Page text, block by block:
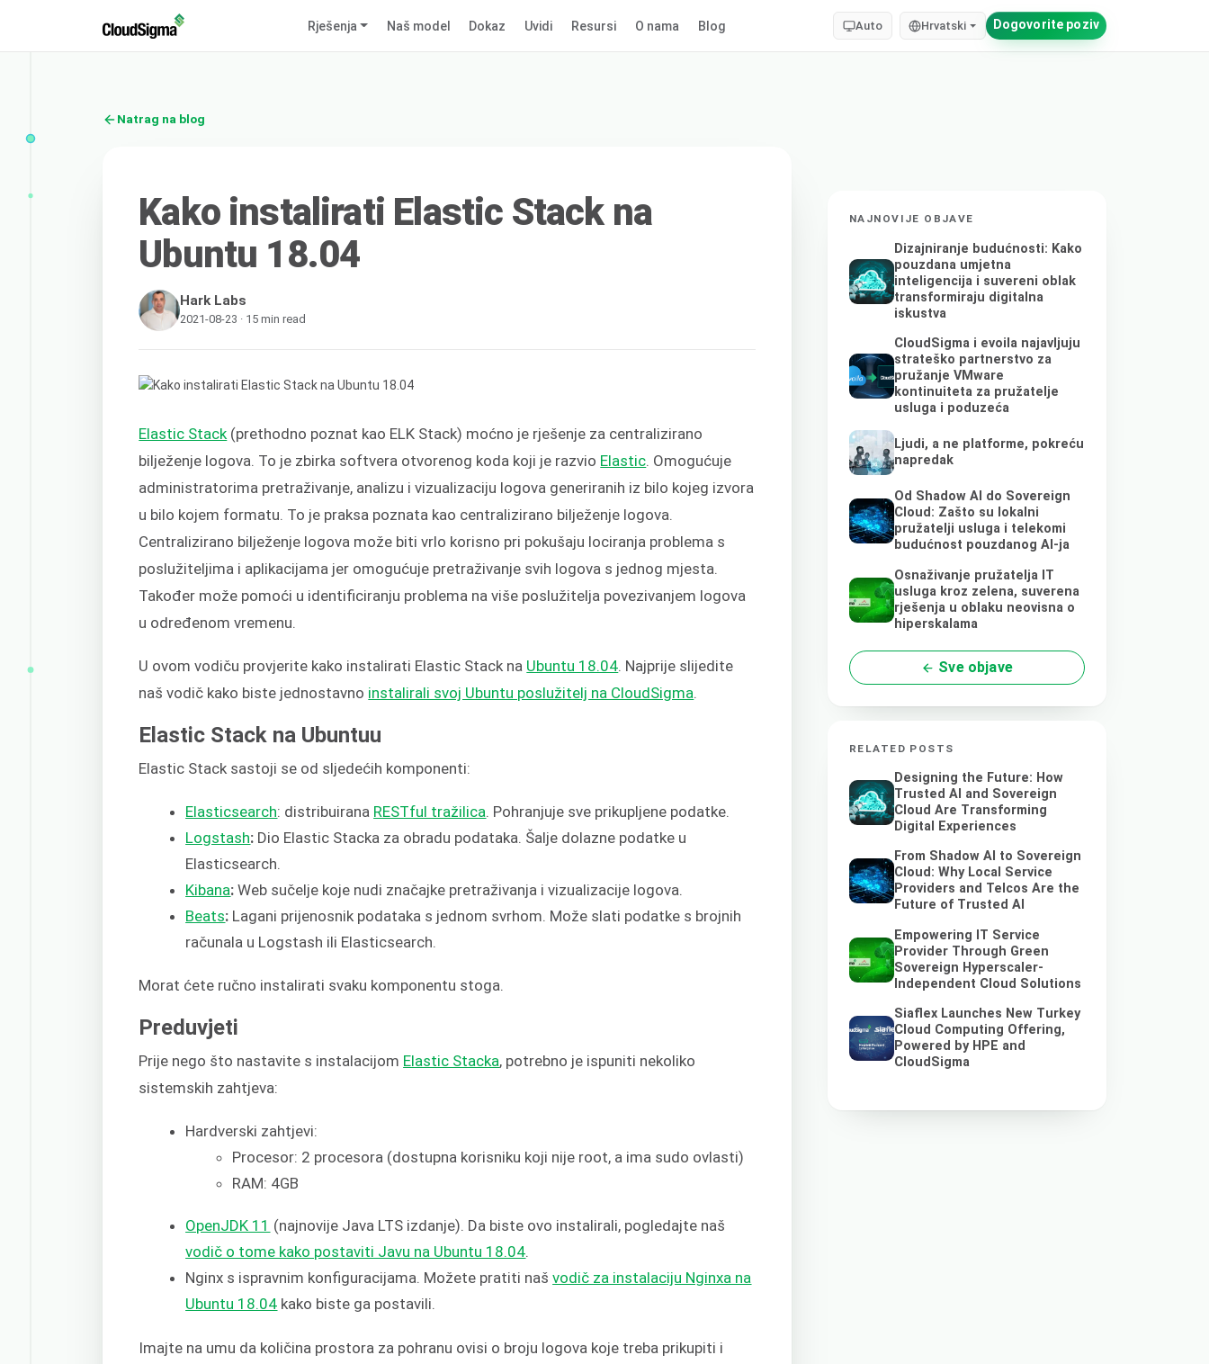
Rješenja Naš model Dokaz Uvidi Resursi O nama Blog Auto Hrvatski Dogovorite poziv
Natrag na blog
Kako instalirati Elastic Stack na
Ubuntu 18.04
Hark Labs
2021-08-23 · 15 min read
Elastic Stack (prethodno poznat kao ELK Stack) moćno je rješenje za centralizirano
bilježenje logova. To je zbirka softvera otvorenog koda koji je razvio Elastic . Omogućuje
administratorima pretraživanje, analizu i vizualizaciju logova generiranih iz bilo kojeg izvora
u bilo kojem formatu. To je praksa poznata kao centralizirano bilježenje logova.
Centralizirano bilježenje logova može biti vrlo korisno pri pokušaju lociranja problema s
poslužiteljima i aplikacijama jer omogućuje pretraživanje svih logova s jednog mjesta.
Također može pomoći u identificiranju problema na više poslužitelja povezivanjem logova
u određenom vremenu.
U ovom vodiču provjerite kako instalirati Elastic Stack na Ubuntu 18.04 . Najprije slijedite
naš vodič kako biste jednostavno instalirali svoj Ubuntu poslužitelj na CloudSigma
Elastic Stack na Ubuntuu
Elastic Stack sastoji se od sljedećih komponenti:
Elasticsearch: distribuirana RESTful tražilica . Pohranjuje sve prikupljene podatke.
Logstash: Dio Elastic Stacka za obradu podataka. Šalje dolazne podatke u
Elasticsearch.
Kibana:Web sučelje koje nudi značajke pretraživanja i vizualizacije logova.
Beats: Lagani prijenosnik podataka s jednom svrhom. Može slati podatke s brojnih
računala u Logstash ili Elasticsearch.
Morat ćete ručno instalirati svaku komponentu stoga.
Preduvjeti
Prije nego što nastavite s instalacijom Elastic Stacka, potrebno je ispuniti nekoliko
sistemskih zahtjeva:
Hardverski zahtjevi:
Procesor: 2 procesora (dostupna korisniku koji nije root, a ima sudo ovlasti)
RAM: 4GB
OpenJDK 11 (najnovije Java LTS izdanje). Da biste ovo instalirali, pogledajte naš
vodič o tome kako postaviti Javu na Ubuntu 18.04.
Nginx s ispravnim konfiguracijama. Možete pratiti našvodič za instalaciju Nginxa na
Ubuntu 18.04 kako biste ga postavili.
Imajte na umu da količina prostora za pohranu ovisi o broju logova koje treba prikupiti i
NAJNOVIJE OBJAVE
Dizajniranje budućnosti: Kako
pouzdana umjetna
inteligencija i suvereni oblak
transformiraju digitalna
iskustva
CloudSigma i evoila najavljuju
strateško partnerstvo za
pružanje VMware
kontinuiteta za pružatelje
usluga i poduzeća
Ljudi, a ne platforme, pokreću
napredak
Od Shadow AI do Sovereign
Cloud: Zašto su lokalni
pružatelji usluga i telekomi
budućnost pouzdanog AI-ja
Osnaživanje pružatelja IT
usluga kroz zelena, suverena
rješenja u oblaku neovisna o
hiperskalama
Sve objave
RELATED POSTS
Designing the Future: How
Trusted AI and Sovereign
Cloud Are Transforming
Digital Experiences
From Shadow AI to Sovereign
Cloud: Why Local Service
Providers and Telcos Are the
Future of Trusted AI
Empowering IT Service
Provider Through Green
Sovereign Hyperscaler-
Independent Cloud Solutions
Siaflex Launches New Turkey
Cloud Computing Offering,
Powered by HPE and
CloudSigma